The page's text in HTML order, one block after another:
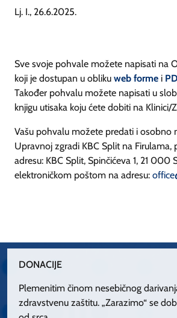
Lj. I., 26.6.2025.
Sve svoje pohvale možete napisati na
koji je dostupan u obliku web forme i
Također pohvalu možete napisati u
knjigu utisaka koju ćete dobiti na Klinici/
Vašu pohvalu možete predati i osobno
Upravnoj zgradi KBC Split na
adresu: KBC Split, Spinčićeva 1, 21 000
elektroničkom poštom na adresu:
DONACIJE
Plemenitim činom nesebičnog
zdravstvenu zaštitu. „Zarazimo“ se